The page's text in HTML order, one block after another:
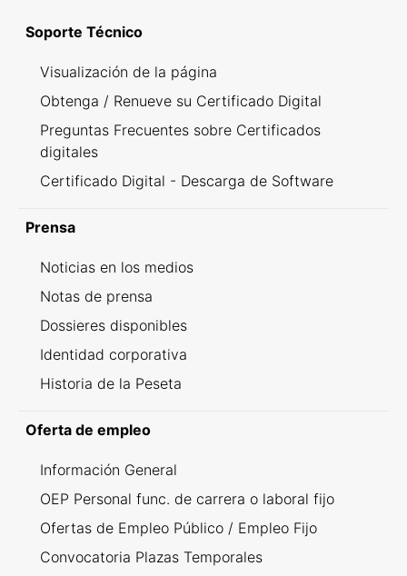
Soporte Técnico
Visualización de la página
Obtenga / Renueve su Certificado Digital
Preguntas Frecuentes sobre Certificados
digitales
Certificado Digital - Descarga de Software
Prensa
Noticias en los medios
Notas de prensa
Dossieres disponibles
Identidad corporativa
Historia de la Peseta
Oferta de empleo
Información General
OEP Personal func. de carrera o laboral fijo
Ofertas de Empleo Público / Empleo Fijo
Convocatoria Plazas Temporales